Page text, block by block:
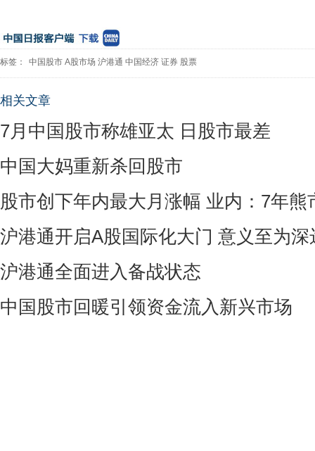
标签： 中国股市 A股市场 沪港通 中国经济 证券 股票
相关文章
7月中国股市称雄亚太 日股市最差
中国大妈重新杀回股市
股市创下年内最大月涨幅 业内：7年熊
沪港通开启A股国际化大门 意义至为深
沪港通全面进入备战状态
中国股市回暖引领资金流入新兴市场